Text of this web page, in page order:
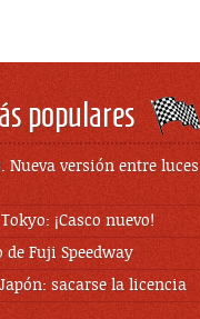
populares
Nueva versión entre luces
¡Casco nuevo!
Fuji Speedway
sacarse la licencia